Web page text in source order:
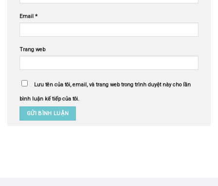
Email *
Trang web
Lưu tên của tôi, email, và trang web trong trình duyệt này cho lần
bình luận kế tiếp của tôi.